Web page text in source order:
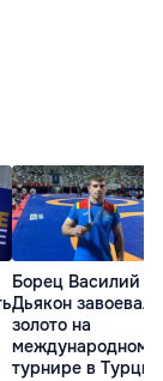
Борец Василий
Дьякон завоевал
золото на
международном
турнире в Турции